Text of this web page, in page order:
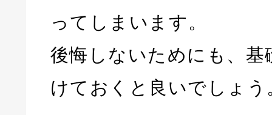
ってしまいます。
後悔しないためにも、基
けておくと良いでしょう